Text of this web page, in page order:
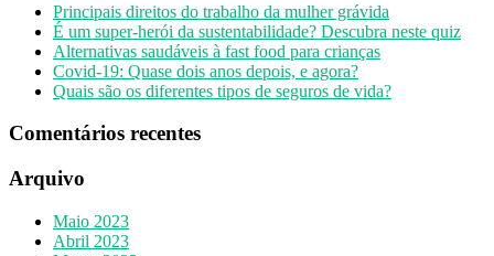
Principais direitos do trabalho da mulher grávida
É um super-herói da sustentabilidade? Descubra neste quiz
Alternativas saudáveis à fast food para crianças
Covid-19: Quase dois anos depois, e agora?
Quais são os diferentes tipos de seguros de vida?
Comentários recentes
Arquivo
Maio 2023
Abril 2023